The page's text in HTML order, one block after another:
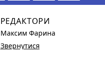
РЕДАКТОРИ
Максим Фарина
Звернутися